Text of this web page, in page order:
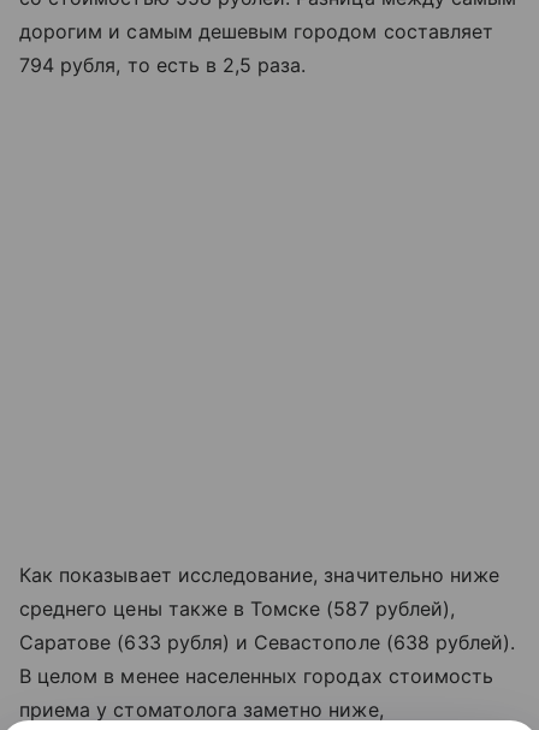
дорогим и самым дешевым городом составляет
794 рубля, то есть в 2,5 раза.
Как показывает исследование, значительно ниже
среднего цены также в Томске (587 рублей),
Саратове (633 рубля) и Севастополе (638 рублей).
В целом в менее населенных городах стоимость
приема у стоматолога заметно ниже,